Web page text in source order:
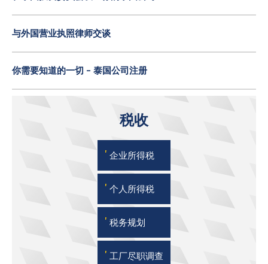
与外国营业执照律师交谈
你需要知道的一切 - 泰国公司注册
税收
' 企业所得税
' 个人所得税
' 税务规划
' 工厂尽职调查